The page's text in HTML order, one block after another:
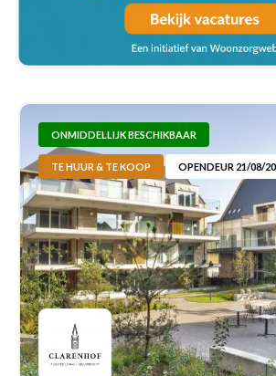
ONMIDDELLIJK BESCHIKBAAR
TE HUUR & TE KOOP OPENDEUR 21/08/